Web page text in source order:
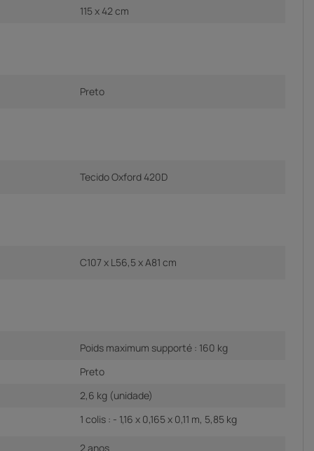
115 x 42 cm
Preto
Tecido Oxford 420D
C107 x L56,5 x A81 cm
Poids maximum supporté : 160 kg
Preto
2,6 kg (unidade)
1 colis : - 1,16 x 0,165 x 0,11 m, 5,85 kg
2 anos